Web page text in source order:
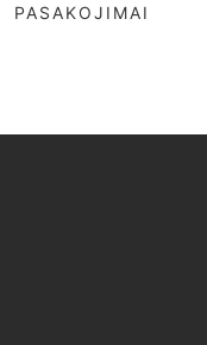
PASAKOJIMAI